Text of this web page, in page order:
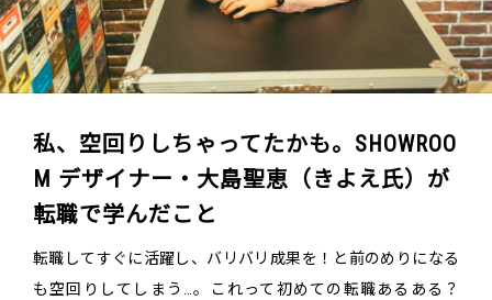
私、空回りしちゃってたかも。SHOWROO
M デザイナー・大島聖恵（きよえ氏）が
転職で学んだこと
転職してすぐに活躍し、バリバリ成果を！と前のめりになる
も空回りしてしまう…。これって初めての転職あるある？